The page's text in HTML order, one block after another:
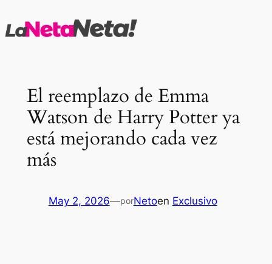
al
El reemplazo de Emma
Watson de Harry Potter ya
está mejorando cada vez
más
May 2, 2026—porNetoen Exclusivo